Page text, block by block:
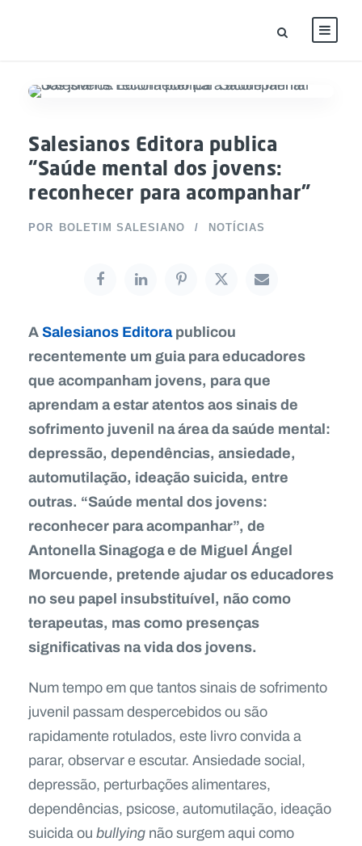
Salesianos Editora publica
“Saúde mental dos jovens:
reconhecer para acompanhar”
POR BOLETIM SALESIANO NOTÍCIAS
ASalesianos Editorapublicou
recentemente um guia para educadores
que acompanham jovens, para que
aprendam a estar atentos aos sinais de
sofrimento juvenil na área da saúde mental:
depressão, dependências, ansiedade,
automutilação, ideação suicida, entre
outras. “Saúde mental dos jovens:
reconhecer para acompanhar”, de
Antonella Sinagoga e de Miguel Ángel
Morcuende, pretende ajudar os educadores
no seu papel insubstituível, não como
terapeutas, mas como presenças
significativas na vida dos jovens.
Num tempo em que tantos sinais de sofrimento
juvenil passam despercebidos ou são
rapidamente rotulados, este livro convida a
parar, observar e escutar. Ansiedade social,
depressão, perturbações alimentares,
dependências, psicose, automutilação, ideação
suicida oubullyingnão surgem aqui como